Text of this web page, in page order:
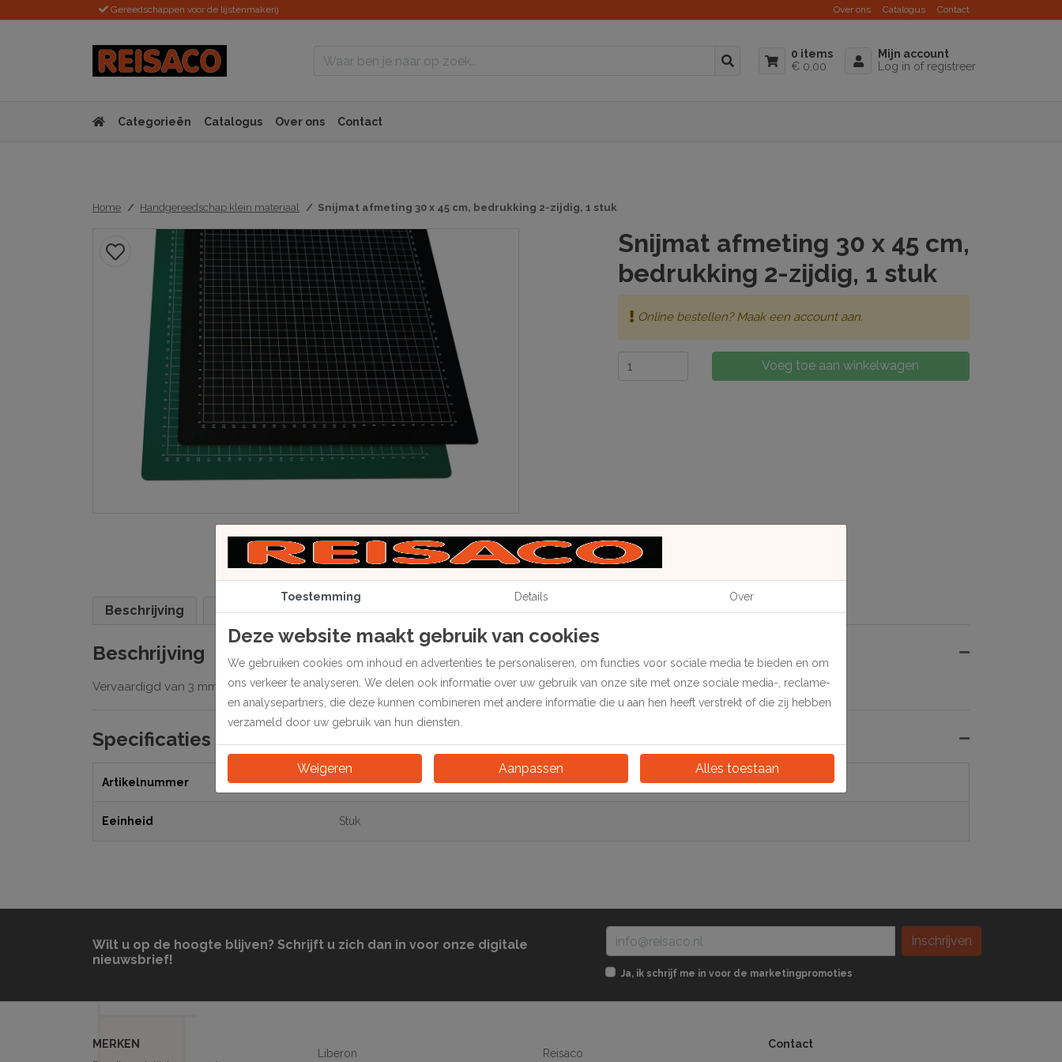
Gereedschappen voor de lijstenmakerij Over ons Catalogus Contact
0 items
€ 0,00
Mijn account
Log in of registreer
Categorieën Catalogus Over ons Contact
Home Handgereedschap klein materiaal Snijmat afmeting 30 x 45 cm, bedrukking 2-zijdig, 1 stuk
Snijmat afmeting 30 x 45 cm,
bedrukking 2-zijdig, 1 stuk
Online bestellen? Maak een account aan.
Voeg toe aan winkelwagen
Beschrijving Specificaties
Beschrijving
Vervaardigd van 3 mm dik kunststof. Met zelfsluitend snijvlak, snijvaste kern en werkhulplijnen.
Specificaties
Artikelnummer 331220
Eeinheid Stuk
Wilt u op de hoogte blijven? Schrijft u zich dan in voor onze digitale
nieuwsbrief!
Inschrijven
Ja, ik schrijf me in voor de marketingpromoties
MERKEN
Liberon Reisaco
Contact
Toestemming Details Over
Deze website maakt gebruik van cookies
We gebruiken cookies om inhoud en advertenties te personaliseren, om functies voor sociale media te bieden en om
ons verkeer te analyseren. We delen ook informatie over uw gebruik van onze site met onze sociale media-, reclame-
en analysepartners, die deze kunnen combineren met andere informatie die u aan hen heeft verstrekt of die zij hebben
verzameld door uw gebruik van hun diensten.
Weigeren Aanpassen Alles toestaan